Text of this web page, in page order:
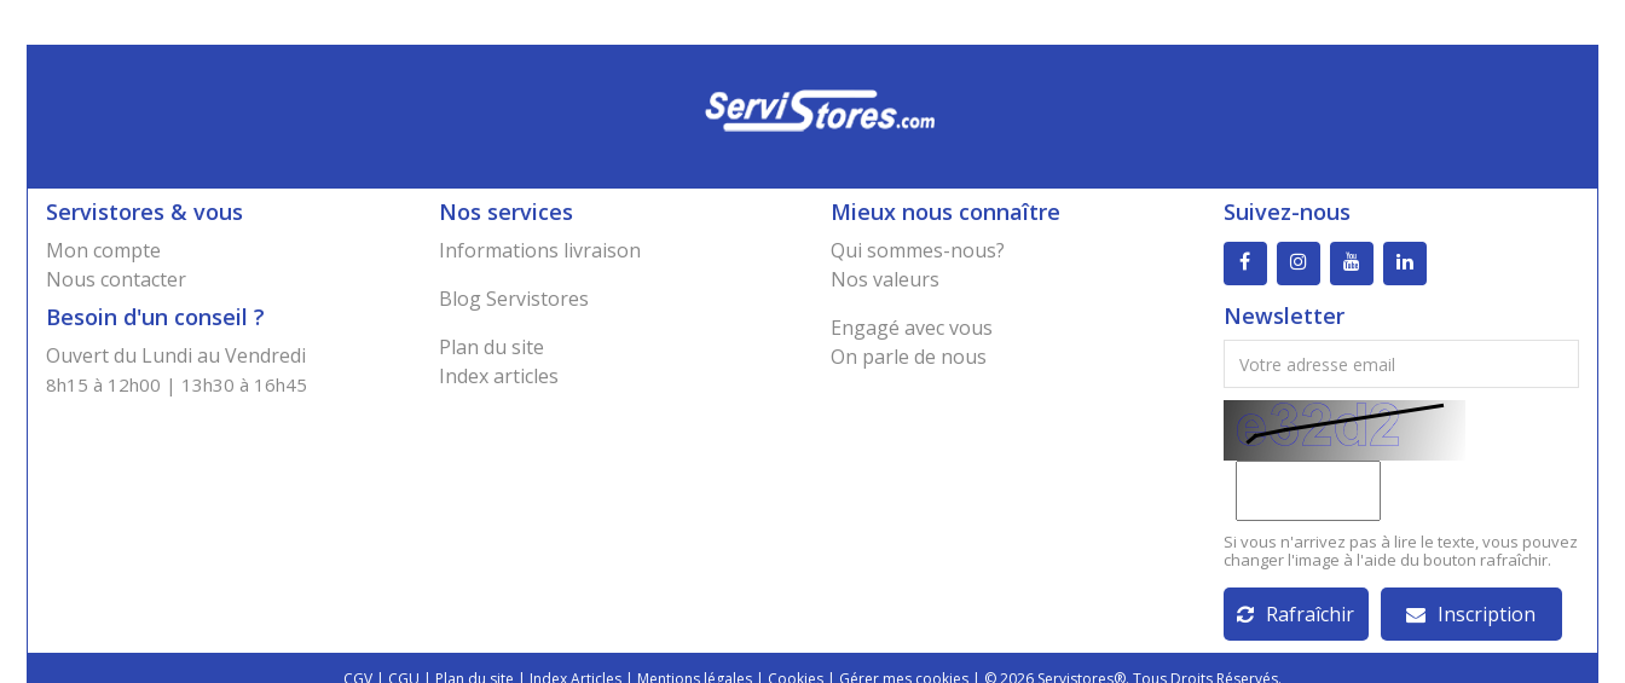
Servistores & vous
Mon compte
Nous contacter
Besoin d'un conseil ?
Ouvert du Lundi au Vendredi
8h15 à 12h00 | 13h30 à 16h45
Nos services
Informations livraison
Blog Servistores
Plan du site
Index articles
Mieux nous connaître
Qui sommes-nous?
Nos valeurs
Engagé avec vous
On parle de nous
Suivez-nous
Newsletter
Si vous n'arrivez pas à lire le texte, vous pouvez
changer l'image à l'aide du bouton rafraîchir.
Rafraîchir Inscription
CGV | CGU | Plan du site | Index Articles | Mentions légales | Cookies | Gérer mes cookies | © 2026 Servistores®. Tous Droits Réservés.